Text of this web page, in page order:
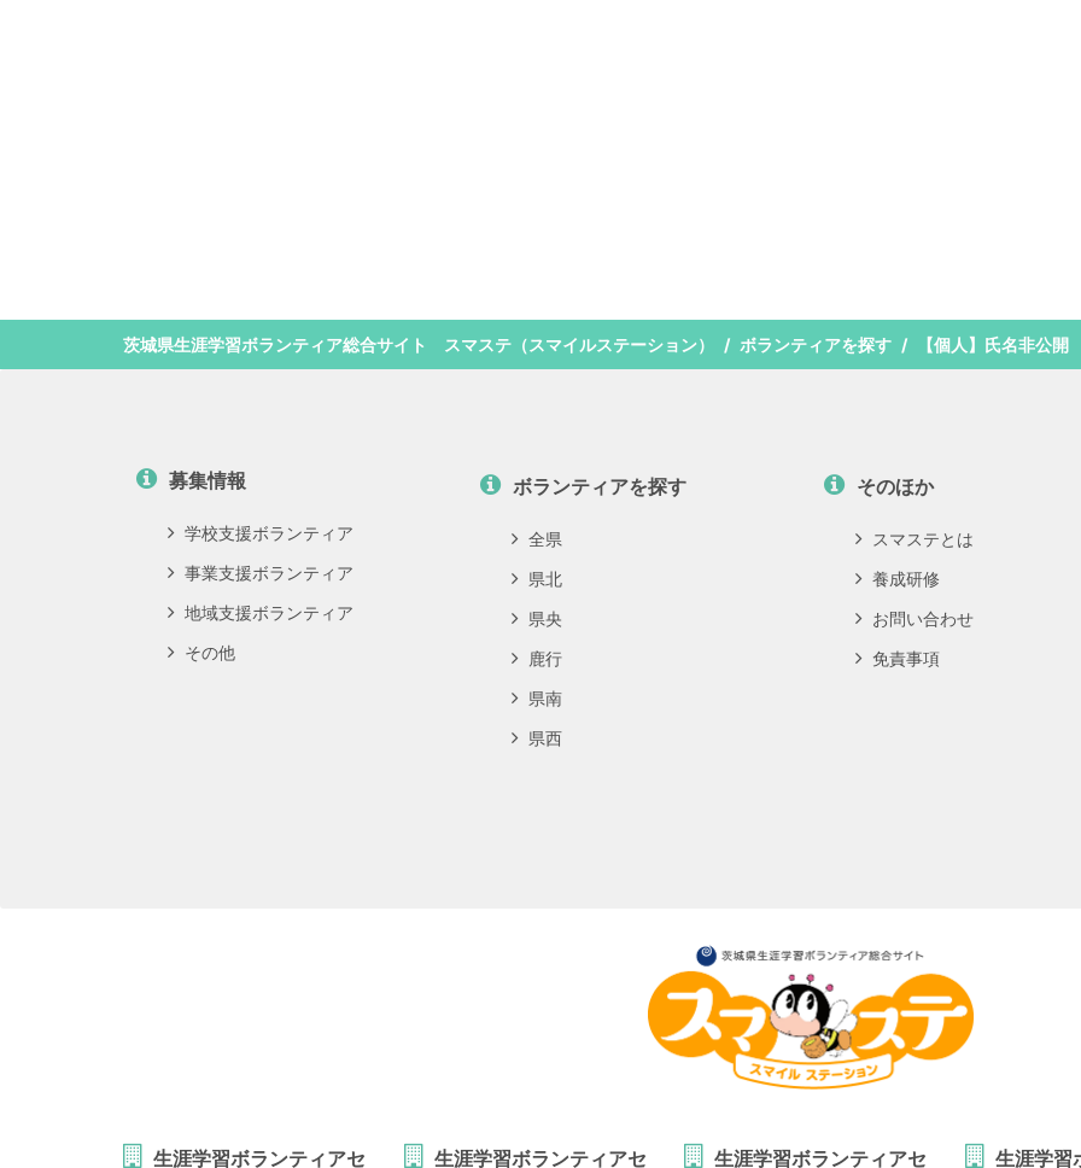
茨城県生涯学習ボランティア総合サイト スマステ（スマイルステーション） ボランティアを探す 【個人】氏名非公開
募集情報
学校支援ボランティア
事業支援ボランティア
地域支援ボランティア
その他
ボランティアを探す
全県
県北
県央
鹿行
県南
県西
そのほか
スマステとは
養成研修
お問い合わせ
免責事項
生涯学習ボランティアセ 生涯学習ボランティアセ 生涯学習ボランティアセ 生涯学習